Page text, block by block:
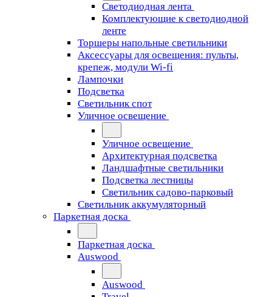
Светодиодная лента
Комплектующие к светодиодной
ленте
Торшеры напольные светильники
Аксессуары для освещения: пульты,
крепеж, модули Wi-fi
Лампочки
Подсветка
Светильник спот
Уличное освещение
Уличное освещение
Архитектурная подсветка
Ландшафтные светильники
Подсветка лестницы
Светильник садово-парковый
Светильник аккумуляторный
Паркетная доска
Паркетная доска
Auswood
Auswood